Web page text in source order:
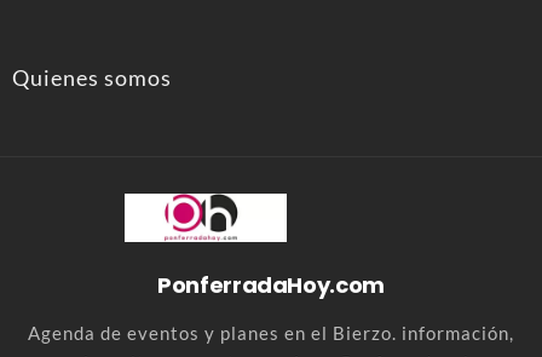
Quienes somos
PonferradaHoy.com
Agenda de eventos y planes en el Bierzo. información,